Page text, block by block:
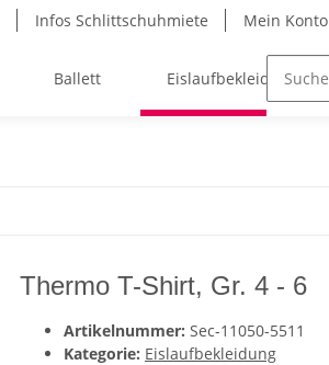
Infos Schlittschuhmiete Mein Konto
Ballett Eislaufbekleidung
Thermo T-Shirt, Gr. 4 - 6
Artikelnummer: Sec-11050-5511
Kategorie: Eislaufbekleidung